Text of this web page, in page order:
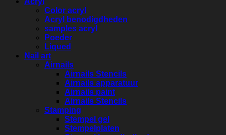
Color acryl
Acryl benodigdheden
samples acryl
Poeder
Liqued
Nail art
Airnails
Airnails Stencils
Airnails apparatuur
Airnails paint
Airnails Stencils
Stamping
Stempel gel
Stempelplaten